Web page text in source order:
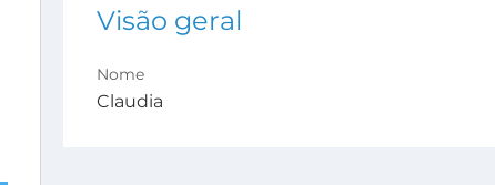
Visão geral
Nome
Claudia